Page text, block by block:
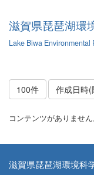
滋賀県琵琶湖環
Lake Biwa Environmental
100件 作成日時(
コンテンツがありません
滋賀県琵琶湖環境科